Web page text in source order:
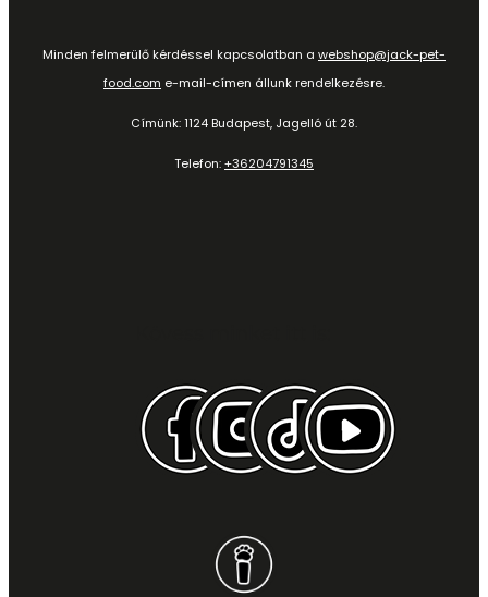
Minden felmerülő kérdéssel kapcsolatban a webshop@jack-pet-
food.com e-mail-címen állunk rendelkezésre.
Címünk: 1124 Budapest, Jagelló út 28.
Telefon:+36204791345